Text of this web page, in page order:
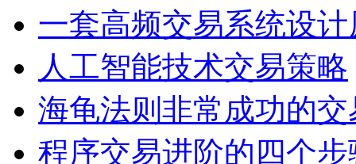
一套高频交易系统设
人工智能技术交易策略
海龟法则非常成功的
程序交易进阶的四个步